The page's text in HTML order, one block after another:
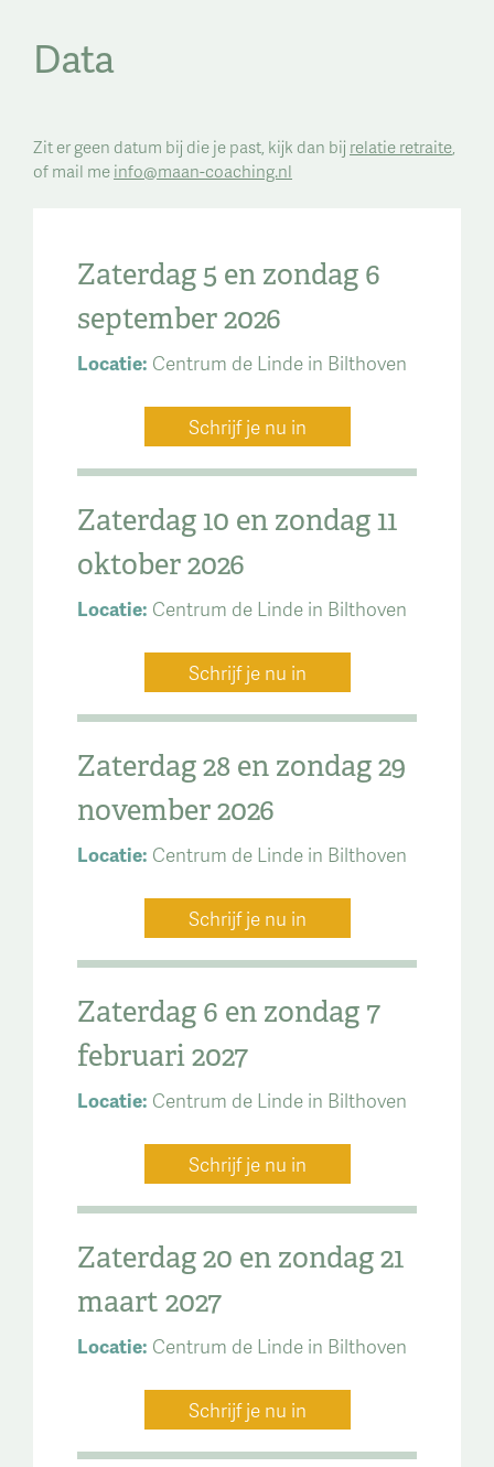
Data
Zit er geen datum bij die je past, kijk dan bij relatie retraite,
of mail meinfo@maan-coaching.nl
Zaterdag 5 en zondag 6
september 2026
Locatie: Centrum de Linde in Bilthoven
Schrijf je nu in
Zaterdag 10 en zondag 11
oktober 2026
Locatie: Centrum de Linde in Bilthoven
Schrijf je nu in
Zaterdag 28 en zondag 29
november 2026
Locatie: Centrum de Linde in Bilthoven
Schrijf je nu in
Zaterdag 6 en zondag 7
februari 2027
Locatie: Centrum de Linde in Bilthoven
Schrijf je nu in
Zaterdag 20 en zondag 21
maart 2027
Locatie: Centrum de Linde in Bilthoven
Schrijf je nu in